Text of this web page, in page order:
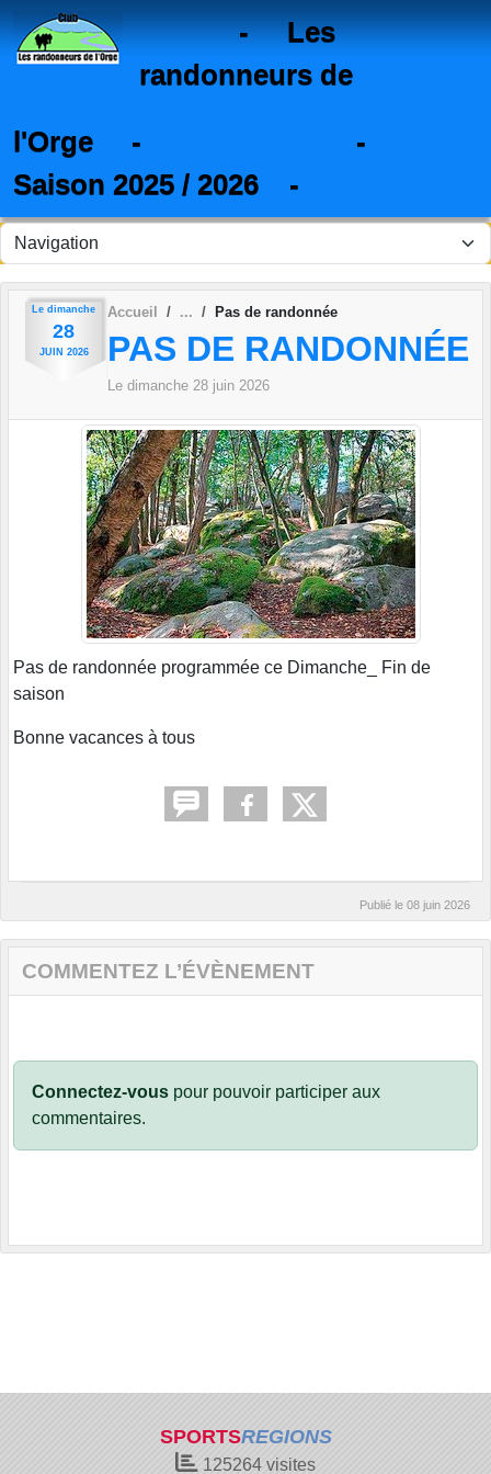
- Les
randonneurs de
l'Orge - -
Saison 2025 / 2026 -
Le dimanche
28
JUIN 2026
Accueil Pas de randonnée
PAS DE RANDONNÉE
Le dimanche 28 juin 2026
Pas de randonnée programmée ce Dimanche_ Fin de
saison
Bonne vacances à tous
Publié le 08 juin 2026
COMMENTEZ L’ÉVÈNEMENT
Connectez-vous pour pouvoir participer aux
commentaires.
SPORTSREGIONS
125264 visites
Panneau de gestion des cookies